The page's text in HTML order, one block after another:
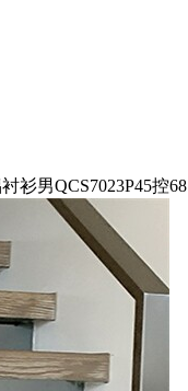
衫男QCS7023P45控68